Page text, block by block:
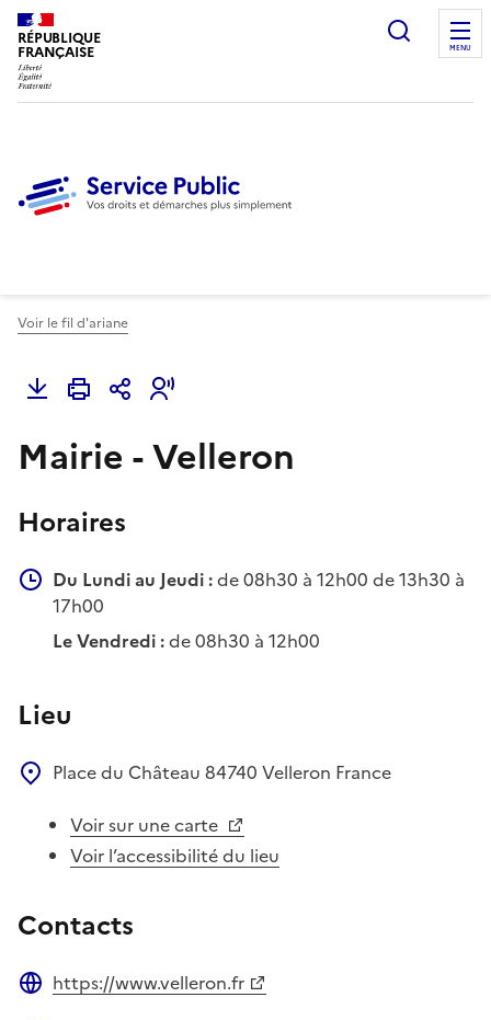
RÉPUBLIQUE
FRANÇAISE
Ouvrir
MENU
Voir le fil d'ariane
Mairie - Velleron
Horaires
Du Lundi au Jeudi :de 08h30 à 12h00 de 13h30 à
17h00
Le Vendredi :de 08h30 à 12h00
Lieu
Place du Château 84740 Velleron France
Voir sur une carte
Voir l’accessibilité du lieu
Contacts
https://www.velleron.fr